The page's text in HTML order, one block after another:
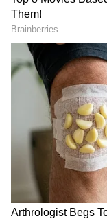
Image Credit :
'ತಾಜಾ ಗಾಳಿ
ವರದಿಗಳ ಪ್ರಕಾರ,
ತಾಜಾ ಗಾಳಿ
ಕಂಬ ಏರಿದ್ದಾನೆ.
ತಂತಿಯ ಮೇಲೆಯೇ
ಎನ್ನಲಾಗಿದೆ.